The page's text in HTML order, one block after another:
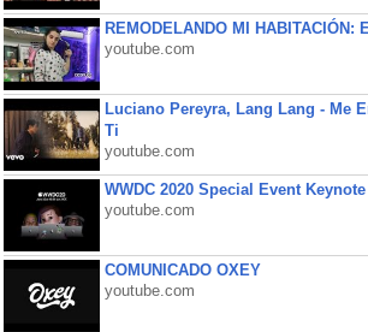
REMODELANDO MI HABITACIÓN:
youtube.com
Luciano Pereyra, Lang Lang - Me
Ti
youtube.com
WWDC 2020 Special Event
youtube.com
COMUNICADO OXEY
youtube.com